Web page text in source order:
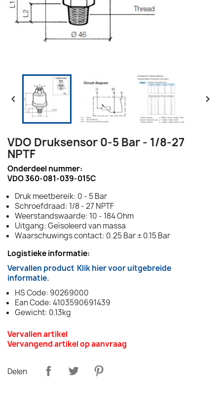
 
VDO Druksensor 0-5 Bar - 1/8-27
NPTF
Onderdeel nummer:
VDO 360-081-039-015C
Druk meetbereik: 0 - 5 Bar
Schroefdraad: 1/8 - 27 NPTF
Weerstandswaarde: 10 - 184 Ohm
Uitgang: Geïsoleerd van massa
Waarschuwings contact: 0.25 Bar ± 0.15 Bar
Logistieke informatie:
Vervallen product Klik hier voor uitgebreide
informatie.
HS Code: 90269000
Ean Code: 4103590691439
Gewicht: 0.13kg
Vervallen artikel
Vervangend artikel op aanvraag
Delen